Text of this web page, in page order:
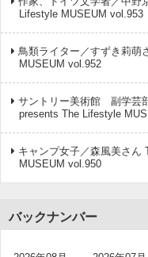
Lifestyle MUSEUM vol.953
鳥類ライター／すずき莉萌
MUSEUM vol.952
サントリー美術館 副学芸
presents The Lifestyle
キャンプ女子／森風美さん
MUSEUM vol.950
バックナンバー